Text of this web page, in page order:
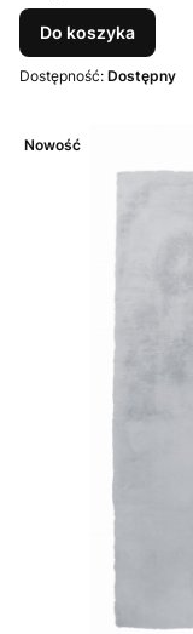
Do koszyka
Dostępność: Dostępny
Nowość